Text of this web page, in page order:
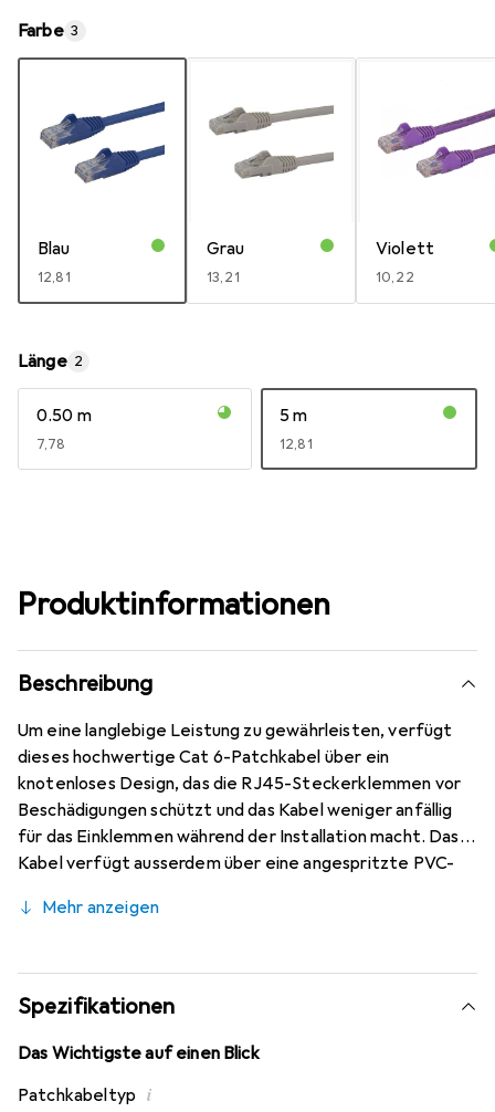
Farbe 3
Blau
EUR
12,81
Grau
EUR
13,21
Violett
EUR
10,22
Länge 2
0.50 m
EUR
7,78
5 m
EUR
12,81
Produktinformationen
Beschreibung
Um eine langlebige Leistung zu gewährleisten, verfügt
dieses hochwertige Cat 6-Patchkabel über ein
knotenloses Design, das die RJ45-Steckerklemmen vor
Beschädigungen schützt und das Kabel weniger anfällig
für das Einklemmen während der Installation macht. Das
Kabel verfügt ausserdem über eine angespritzte PVC-
Steckverbinderabschlusspunkte in einem scharfen Winkel
die Netzwerkleistung beeinträchtigen könnte,
verringert wird.
Mehr anzeigen
Spezifikationen
Das Wichtigste auf einen Blick
Patchkabeltyp i